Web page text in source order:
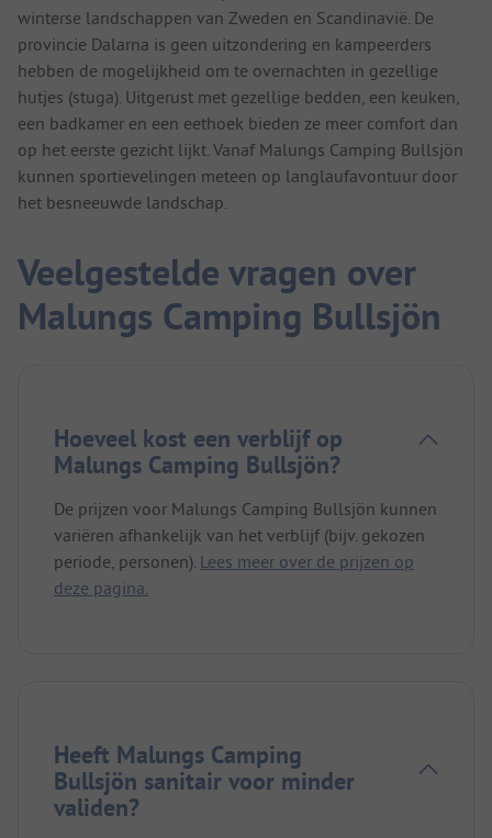
winterse landschappen van Zweden en Scandinavië. De
provincie Dalarna is geen uitzondering en kampeerders
hebben de mogelijkheid om te overnachten in gezellige
hutjes (stuga). Uitgerust met gezellige bedden, een keuken,
een badkamer en een eethoek bieden ze meer comfort dan
op het eerste gezicht lijkt. Vanaf Malungs Camping Bullsjön
kunnen sportievelingen meteen op langlaufavontuur door
het besneeuwde landschap.
Veelgestelde vragen over
Malungs Camping Bullsjön
Hoeveel kost een verblijf op
Malungs Camping Bullsjön?
De prijzen voor Malungs Camping Bullsjön kunnen
variëren afhankelijk van het verblijf (bijv. gekozen
periode, personen). Lees meer over de prijzen op
deze pagina.
Heeft Malungs Camping
Bullsjön sanitair voor minder
validen?